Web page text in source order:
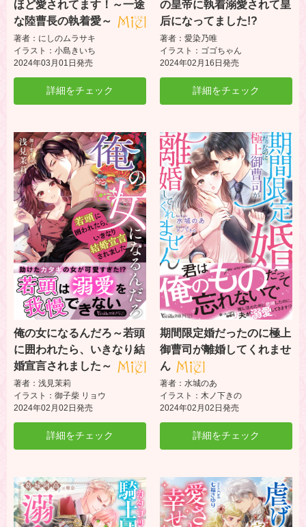
ほど愛されてます！～一途
な陸曹長の執着愛～
著者：にしのムラサキ
イラスト：小島きいち
2024年03月01日発売
詳細をチェック
の皇帝に執着溺愛されて皇
后になってました!?
著者：愛染乃唯
イラスト：ゴゴちゃん
2024年02月16日発売
詳細をチェック
俺の女になるんだろ～若頭
に囲われたら、いきなり結
婚宣言されました～
著者：浅見茉莉
イラスト：御子柴 リョウ
2024年02月02日発売
詳細をチェック
期間限定婚だったのに極上
御曹司が離婚してくれませ
ん
著者：水城のあ
イラスト：木ノ下きの
2024年02月02日発売
詳細をチェック